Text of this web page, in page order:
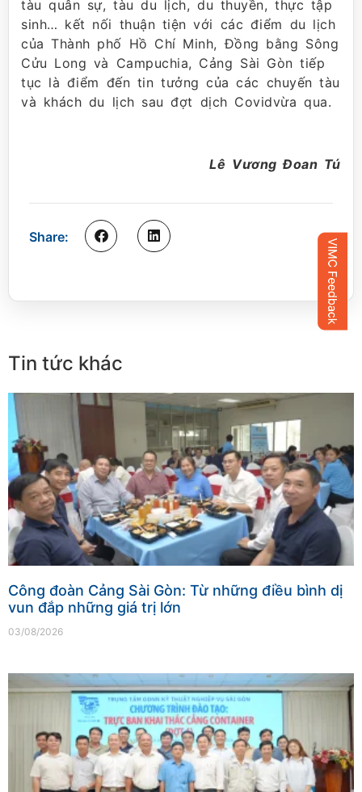
tàu quân sự, tàu du lịch, du thuyền, thực tập
sinh… kết nối thuận tiện với các điểm du lịch
của Thành phố Hồ Chí Minh, Đồng bằng Sông
Cửu Long và Campuchia, Cảng Sài Gòn tiếp
tục là điểm đến tin tưởng của các chuyến tàu
và khách du lịch sau đợt dịch Covidvừa qua.
Lê Vương Đoan Tú
Share:
Tin tức khác
Công đoàn Cảng Sài Gòn: Từ những điều bình dị
vun đắp những giá trị lớn
03/08/2026